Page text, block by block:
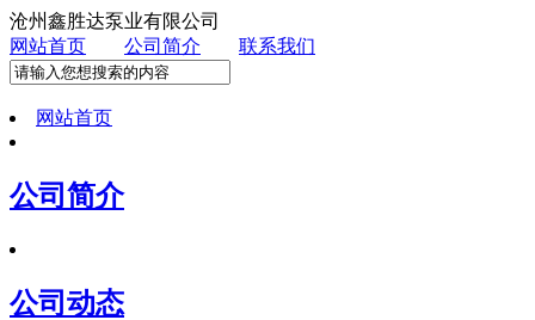
沧州鑫胜达泵业有限公司
网站首页
公司简介 联系我们
网站首页
公司简介
公司动态